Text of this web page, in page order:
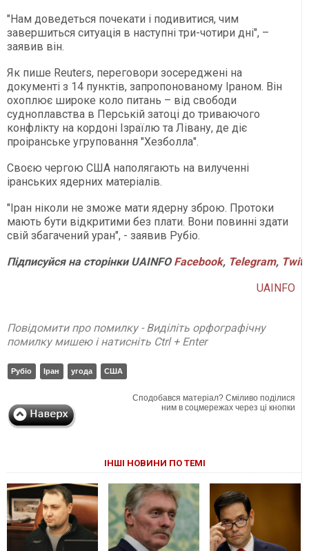
"Нам доведеться почекати і подивитися, чим
завершиться ситуація в наступні три-чотири дні", –
заявив він.
Як пише Reuters, переговори зосереджені на
документі з 14 пунктів, запропонованому Іраном. Він
охоплює широке коло питань – від свободи
судноплавства в Перській затоці до триваючого
конфлікту на кордоні Ізраїлю та Лівану, де діє
проіранське угруповання "Хезболла".
Своєю чергою США наполягають на вилученні
іранських ядерних матеріалів.
"Іран ніколи не зможе мати ядерну зброю. Протоки
мають бути відкритими без плати. Вони повинні здати
свій збагачений уран", - заявив Рубіо.
ПідписуйсянасторінкиUAINFO Facebook, Telegram,
UAINFO
Повідомити про помилку - Виділіть орфографічну
помилку мишею і натисніть Ctrl + Enter
Рубіо Іран угода США
Сподобався матеріал? Сміливо поділися
ним в соцмережах через ці кнопки
ІНШІ НОВИНИ ПО ТЕМІ